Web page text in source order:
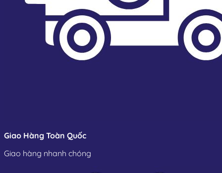
Giao Hàng Toàn Quốc
Giao hàng nhanh chóng